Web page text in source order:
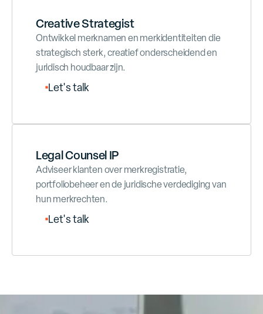
Creative Strategist
Ontwikkel merknamen en merkidentiteiten die
strategisch sterk, creatief onderscheidend en
juridisch houdbaar zijn.
Let'stalk
Legal Counsel IP
Adviseer klanten over merkregistratie,
portfoliobeheer en de juridische verdediging van
hun merkrechten.
Let'stalk